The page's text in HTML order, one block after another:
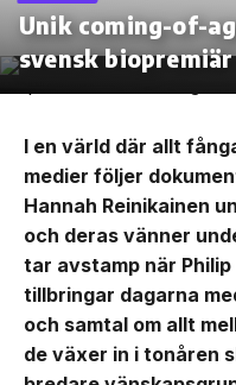
Unik coming-of-
svensk
I en värld där allt
medier följer
Hannah Reinikainen
och deras vänner
tar avstamp när Philip
tillbringar dagarna
och samtal om allt
de växer in i tonåren